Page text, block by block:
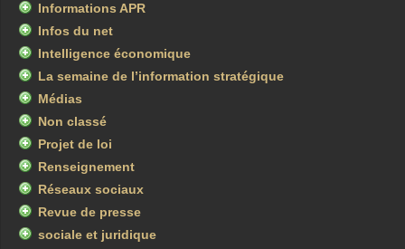
Informations APR
Infos du net
Intelligence économique
La semaine de l’information stratégique
Médias
Non classé
Projet de loi
Renseignement
Réseaux sociaux
Revue de presse
sociale et juridique